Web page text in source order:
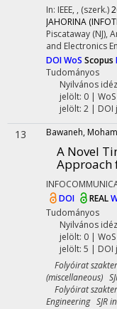
In: IEEE, , (szerk.)
JAHORINA
Piscataway (NJ),
and Electronics
DOIWoS Scopus
Tudományos
Nyilvános
jelölt: 0 |
jelölt: 2 | DOI
13 Bawaneh,
A Novel
Approach
DOI
REAL
Tudományos
Nyilvános
jelölt: 0 |
jelölt: 5 | DOI
Folyóirat
(miscellaneous)
Folyóirat
Engineering SJR